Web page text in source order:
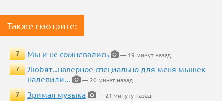
Также смотрите:
7 Мы и не сомневались
— 19 минут назад
7
Любят...наверное специально для меня мышек
налепили...
— 20 минут назад
7
Зримая музыка
— 21 минуту назад